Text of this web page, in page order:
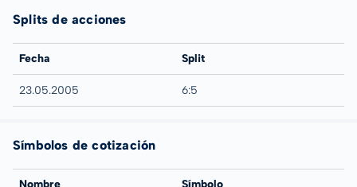
Splits de acciones
Fecha Split
23.05.2005 6:5
Símbolos de cotización
Nombre Símbolo